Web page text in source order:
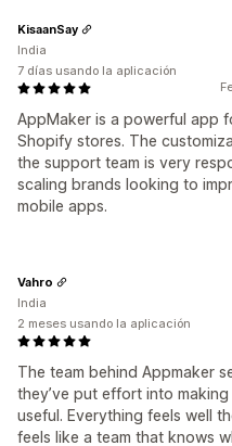
AppMaker is a powerful app
Shopify stores. The
the support team is very
scaling brands looking to
mobile apps.
KisaanSay
India
7 días usando la aplicación
The team behind Appmaker
they’ve put effort into
useful. Everything feels well
feels like a team that knows
Vahro
India
2 meses usando la aplicación